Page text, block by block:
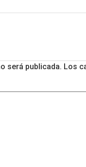
será publicada. Los